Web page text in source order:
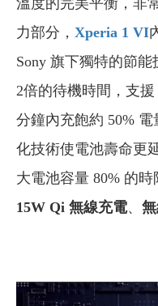
溫度的完美平衡，非
力部分， Xperia 1 VI
Sony 旗下獨特的節
2倍的待機時間，支援
分鐘內充飽約 50%
化技術使電池壽命更
大電池容量 80% 的
15W Qi 無線充電、